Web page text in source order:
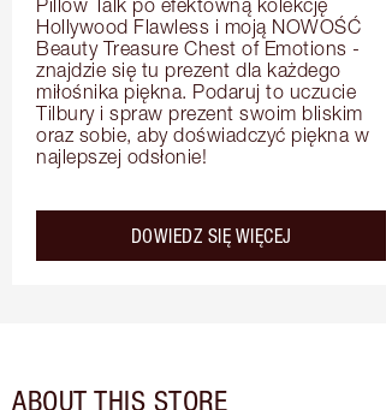
Pillow Talk po efektowną kolekcję
Hollywood Flawless i moją NOWOŚĆ
Beauty Treasure Chest of Emotions -
znajdzie się tu prezent dla każdego
miłośnika piękna. Podaruj to uczucie
Tilbury i spraw prezent swoim bliskim
oraz sobie, aby doświadczyć piękna w
najlepszej odsłonie!
DOWIEDZ SIĘ WIĘCEJ
ABOUT THIS STORE